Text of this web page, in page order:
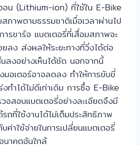
อน (Lithium-ion) ที่ใช้ใน E-Bike
ภาพตามธรรมชาติเมื่อเวลาผ่านไป
ารชาร์จ แบตเตอรี่ที่เสื่อมสภาพจะ
ยลง ส่งผลให้ระยะทางที่วิ่งได้ต่อ
ลงอย่างเห็นได้ชัด นอกจากนี้
มอเตอร์อาจลดลง ทำให้การขับขี่
ทำได้ไม่ดีเท่าเดิม การซื้อ E-Bike
จสอบแบตเตอรี่อย่างละเอียดจึงมี
ถที่ใช้งานได้ไม่เต็มประสิทธิภาพ
ค่าใช้จ่ายในการเปลี่ยนแบตเตอรี่
นาคตอันใกล้